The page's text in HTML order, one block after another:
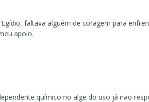
faltava alguém de coragem para
apoio.
químico no alge do uso já não